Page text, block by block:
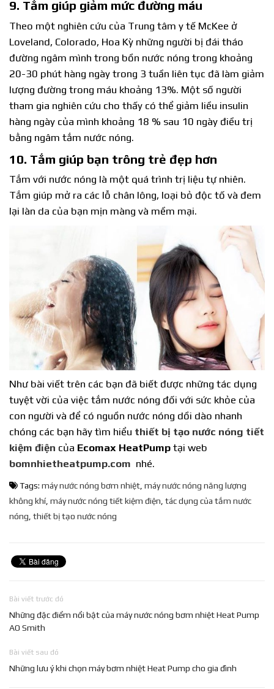
9. Tắm giúp giảm mức đường máu
Theo một nghiên cứu của Trung tâm y tế McKee ở
Loveland, Colorado, Hoa Kỳ những người bị đái tháo
đường ngâm mình trong bồn nước nóng trong khoảng
20-30 phút hàng ngày trong 3 tuần liên tục đã làm giảm
lượng đường trong máu khoảng 13%. Một số người
tham gia nghiên cứu cho thấy có thể giảm liều insulin
hàng ngày của mình khoảng 18 % sau 10 ngày điều trị
bằng ngâm tắm nước nóng.
10. Tắm giúp bạn trông trẻ đẹp hơn
Tắm với nước nóng là một quá trình trị liệu tự nhiên.
Tắm giúp mở ra các lỗ chân lông, loại bỏ độc tố và đem
lại làn da của bạn mịn màng và mềm mại.
Như bài viết trên các bạn đã biết được những tác dụng
tuyệt vời của việc tắm nước nóng đối với sức khỏe của
con người và để có nguồn nước nóng dồi dào nhanh
chóng các bạn hãy tìm hiểu thiết bị tạo nước nóng tiết
kiệm điện của Ecomax HeatPump tại web
bomnhietheatpump.com nhé.
Tags: máy nước nóng bơm nhiệt máy nước nóng năng lượng
không khí, máy nước nóng tiết kiệm điện tác dụng của tắm nước
nóng thiết bị tạo nước nóng
Bài viết trước đó
Những đặc điểm nổi bật của máy nước nóng bơm nhiệt Heat Pump
AO Smith
Bài viết sau đó
Những lưu ý khi chọn máy bơm nhiệt Heat Pump cho gia đình